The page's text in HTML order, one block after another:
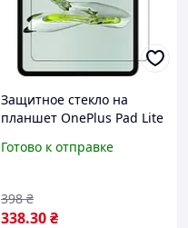
Защитное стекло на
планшет OnePlus Pad Lite
Готово к отправке
338.30₴
398 ₴